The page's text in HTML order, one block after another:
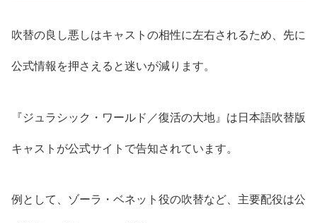
吹替の良し悪しはキャストの相性に左右されるため、先に
公式情報を押さえると迷いが減ります。
『ジュラシック・ワールド／復活の大地』は日本語吹替版
キャストが公式サイトで告知されています。
例として、ゾーラ・ベネット役の吹替など、主要配役は公